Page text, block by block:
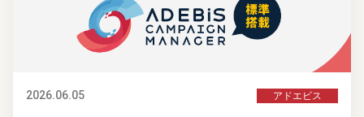
2026.06.05 アドエビス